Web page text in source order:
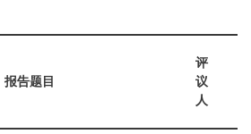
报告题目
评
议
人